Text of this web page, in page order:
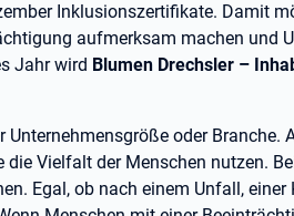
Inklusionszertifikate. Damit
aufmerksam machen und
Jahr wird Blumen Drechsler –
Unternehmensgröße oder Branche.
Vielfalt der Menschen nutzen.
Egal, ob nach einem Unfall,